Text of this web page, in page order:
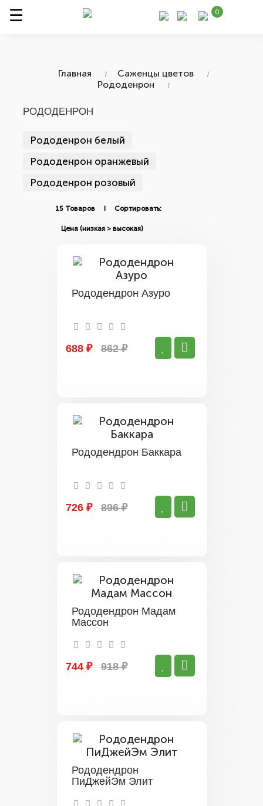
0
Главная
Саженцы цветов
Рододенрон
РОДОДЕНРОН
Рододенрон белый
Рододенрон оранжевый
Рододенрон розовый
15 Товаров I Сортировать:
Рододендрон Азуро
688 ₽ 862 ₽
Рододендрон Баккара
726 ₽ 896 ₽
Рододендрон Мадам
Массон
744 ₽ 918 ₽
Рододендрон
ПиДжейЭм Элит